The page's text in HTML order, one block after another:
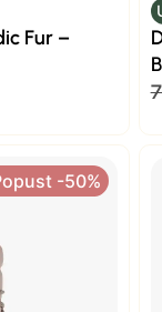
Fur –
-50%